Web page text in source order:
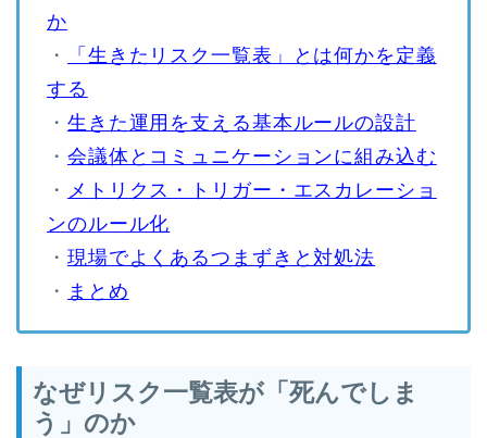
か
・
「生きたリスク一覧表」とは何かを定義
する
・ 生きた運用を支える基本ルールの設計
・ 会議体とコミュニケーションに組み込む
・ メトリクス・トリガー・エスカレーショ
ンのルール化
・ 現場でよくあるつまずきと対処法
・ まとめ
なぜリスク一覧表が「死んでしま
う」のか